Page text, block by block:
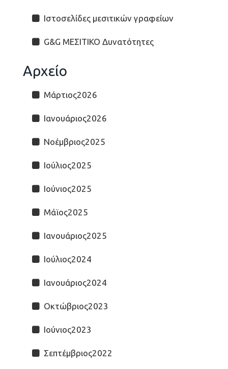
Ιστοσελίδες μεσιτικών γραφείων
G&G ΜΕΣΙΤΙΚΟ Δυνατότητες
Αρχείο
Μάρτιος2026
Ιανουάριος2026
Νοέμβριος2025
Ιούλιος2025
Ιούνιος2025
Μάϊος2025
Ιανουάριος2025
Ιούλιος2024
Ιανουάριος2024
Οκτώβριος2023
Ιούνιος2023
Σεπτέμβριος2022